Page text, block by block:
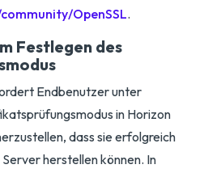
OpenSSL.
Festlegen des
Endbenutzer unter
in Horizon
dass sie erfolgreich
herstellen können. In